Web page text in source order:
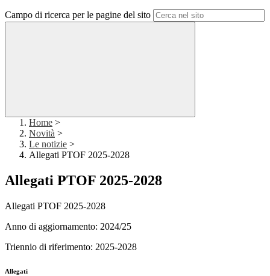
Campo di ricerca per le pagine del sito
Home >
Novità >
Le notizie >
Allegati PTOF 2025-2028
Allegati PTOF 2025-2028
Allegati PTOF 2025-2028
Anno di aggiornamento: 2024/25
Triennio di riferimento: 2025-2028
Allegati